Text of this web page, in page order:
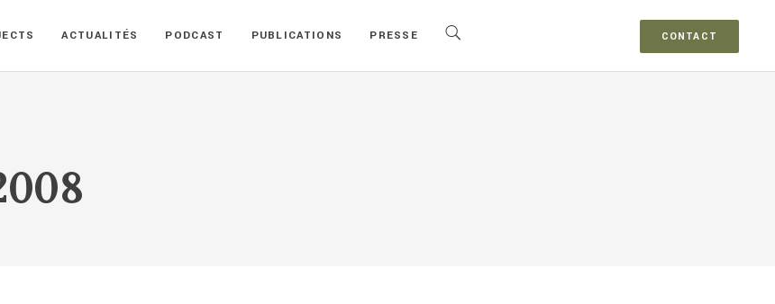
CONTACT
ACTUALITÉS PODCAST PUBLICATIONS PRESSE